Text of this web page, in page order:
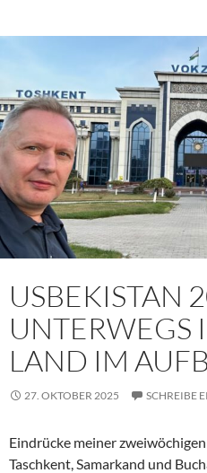
USBEKISTAN
UNTERWEGS
LAND IM
27. OKTOBER 2025 SCHREIBE
Eindrücke meiner
Taschkent, Samarkand und